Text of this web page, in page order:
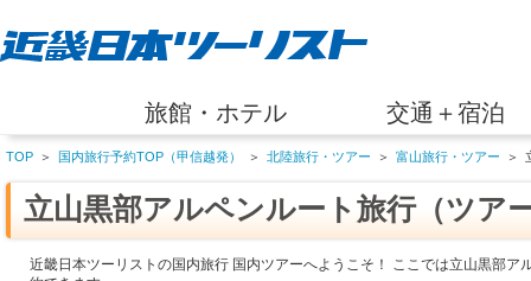
旅館・ホテル 交通＋宿泊
TOP ＞ 国内旅行予約TOP（甲信越発） ＞ 北陸旅行・ツアー ＞ 富山旅行・ツアー ＞
立山黒部アルペンルート旅行（ツア
近畿日本ツーリストの国内旅行 国内ツアーへようこそ！ ここでは立山黒部ア